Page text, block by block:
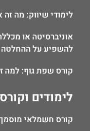
לימודים
קורס חשמלאי
לימודי שיווק: מה
אוניברסיטה או
להשפיע על ההחלטה
קורס שפת גוף: למה